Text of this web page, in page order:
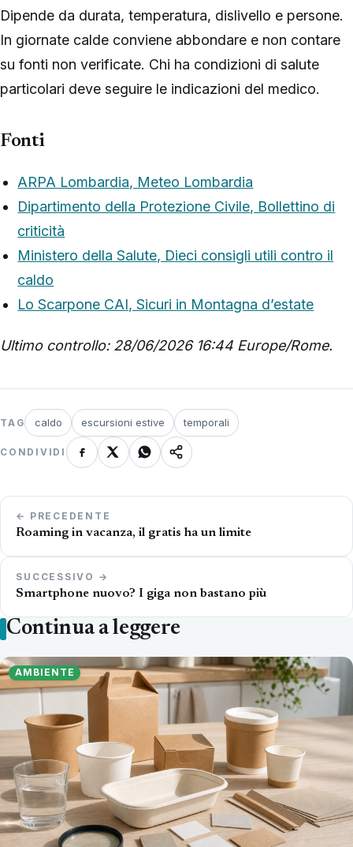
Dipende da durata, temperatura, dislivello e persone.
In giornate calde conviene abbondare e non contare
su fonti non verificate. Chi ha condizioni di salute
particolari deve seguire le indicazioni del medico.
Fonti
ARPA Lombardia, Meteo Lombardia
Dipartimento della Protezione Civile, Bollettino di
criticità
Ministero della Salute, Dieci consigli utili contro il
caldo
Lo Scarpone CAI, Sicuri in Montagna d’estate
Ultimo controllo: 28/06/2026 16:44 Europe/Rome.
TAG caldo escursioni estive temporali
CONDIVIDI
Navigazione
articoli
← PRECEDENTE
Roaming in vacanza, il gratis ha un limite
SUCCESSIVO →
Smartphone nuovo? I giga non bastano più
Continua a leggere
AMBIENTE